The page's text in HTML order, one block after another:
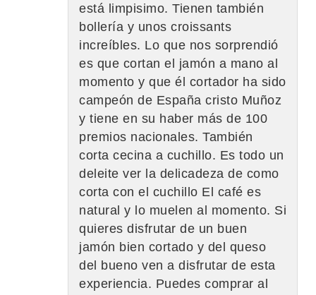
está limpisimo. Tienen también
bollería y unos croissants
increíbles. Lo que nos sorprendió
es que cortan el jamón a mano al
momento y que él cortador ha sido
campeón de España cristo Muñoz
y tiene en su haber más de 100
premios nacionales. También
corta cecina a cuchillo. Es todo un
deleite ver la delicadeza de como
corta con el cuchillo El café es
natural y lo muelen al momento. Si
quieres disfrutar de un buen
jamón bien cortado y del queso
del bueno ven a disfrutar de esta
experiencia. Puedes comprar al